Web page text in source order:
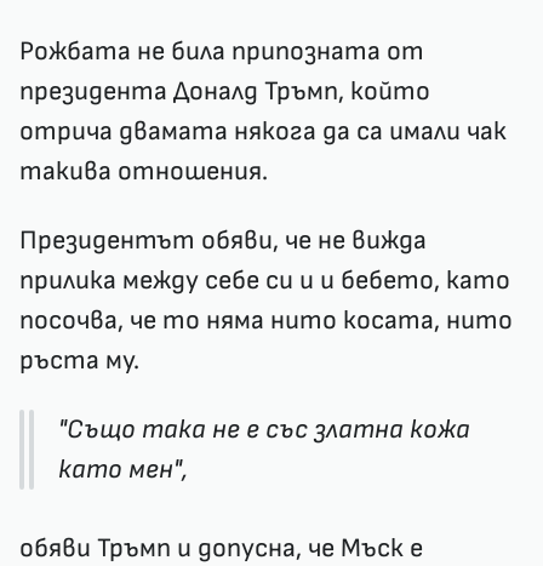
Рожбата не била припозната от
президента Доналд Тръмп, който
отрича двамата някога да са имали чак
такива отношения.
Президентът обяви, че не вижда
прилика между себе си и и бебето, като
посочва, че то няма нито косата, нито
ръста му.
"Също така не е със златна кожа
като мен",
обяви Тръмп и допусна, че Мъск е